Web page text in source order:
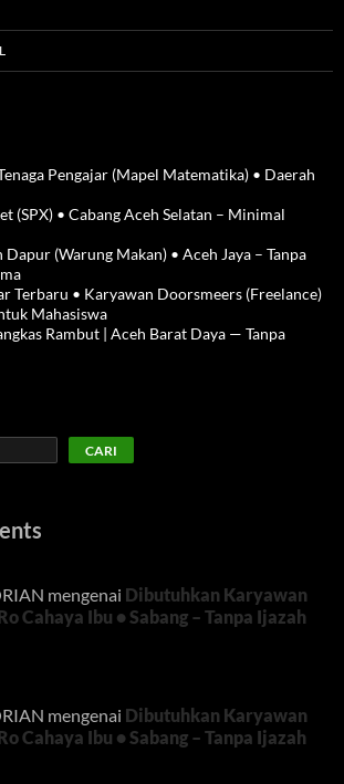
Pengajar (Mapel Matematika) • Daerah
(SPX) • Cabang Aceh Selatan – Minimal
(Warung Makan) • Aceh Jaya – Tanpa
Terbaru • Karyawan Doorsmeers (Freelance)
Mahasiswa
Rambut | Aceh Barat Daya — Tanpa
CARI
mengenai Dibutuhkan Karyawan
Cahaya Ibu • Sabang – Tanpa Ijazah
mengenai Dibutuhkan Karyawan
Cahaya Ibu • Sabang – Tanpa Ijazah